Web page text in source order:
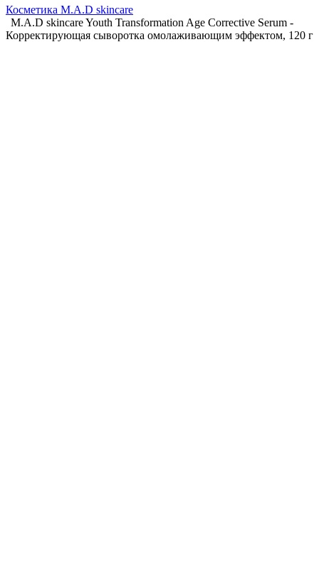
Косметика M.A.D skincare
M.A.D skincare Youth Transformation Age Corrective Serum -
Корректирующая сыворотка омолаживающим эффектом, 120 г